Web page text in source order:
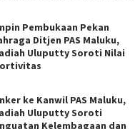
Pembukaan Pekan
Ditjen PAS Maluku,
Uluputty Soroti Nilai
ke Kanwil PAS Maluku,
Uluputty Soroti
Kelembagaan dan